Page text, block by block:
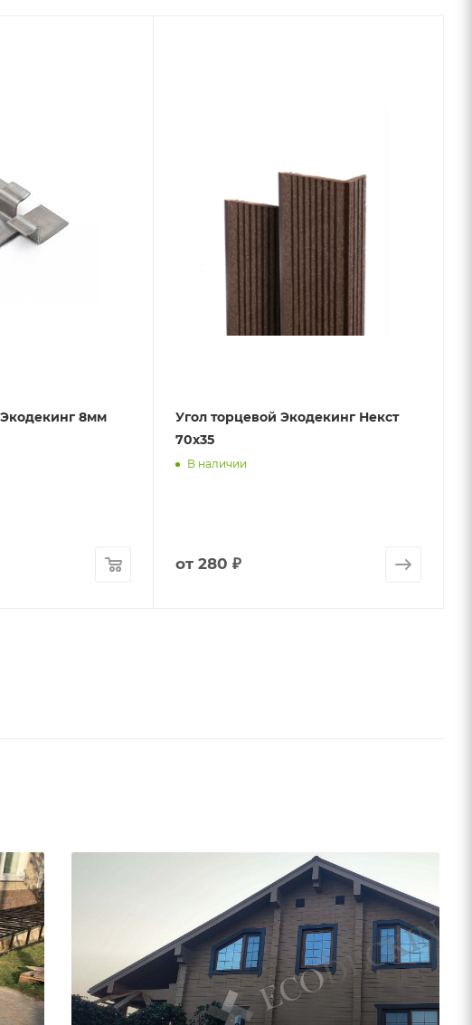
8мм
Угол торцевой Экодекинг Некст
70х35
В наличии
от 280 ₽